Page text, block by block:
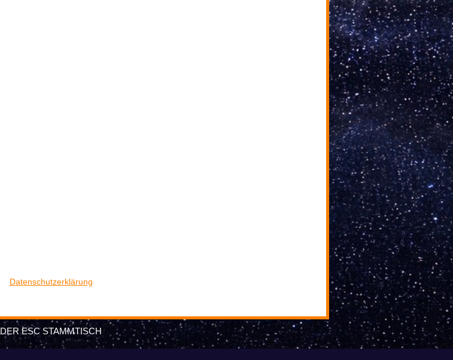
Datenschutzerklärung
DER ESC STAMMTISCH